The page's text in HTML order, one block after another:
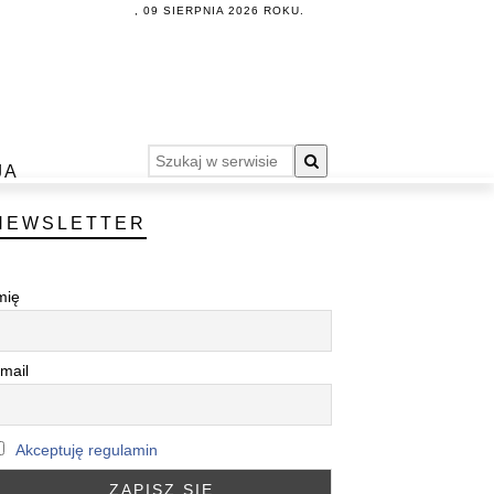
, 09 SIERPNIA 2026 ROKU.
Akceptuję regulamin